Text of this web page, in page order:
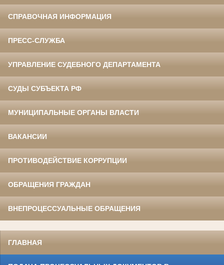
СПРАВОЧНАЯ ИНФОРМАЦИЯ
ПРЕСС-СЛУЖБА
УПРАВЛЕНИЕ СУДЕБНОГО ДЕПАРТАМЕНТА
СУДЫ СУБЪЕКТА РФ
МУНИЦИПАЛЬНЫЕ ОРГАНЫ ВЛАСТИ
ВАКАНСИИ
ПРОТИВОДЕЙСТВИЕ КОРРУПЦИИ
ОБРАЩЕНИЯ ГРАЖДАН
ВНЕПРОЦЕССУАЛЬНЫЕ ОБРАЩЕНИЯ
ГЛАВНАЯ